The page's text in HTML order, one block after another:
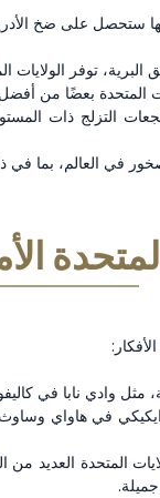
على ضخ
البرية، توفر
في العالم، بما
مثل وادي نابا في
في هاواي
المتحدة العديد